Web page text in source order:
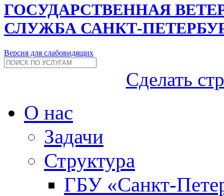
ГОСУДАРСТВЕННАЯ
СЛУЖБА САНКТ-
Версия для слабовидящих
Сделать
О нас
Задачи
Структура
ГБУ «Санкт-